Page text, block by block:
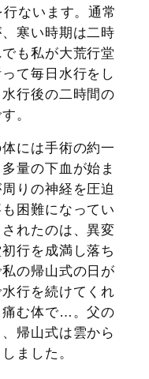
ないます。通常
寒い時期は二時
も私が大荒行堂
て毎日水行をし
行後の二時間の
。
には手術の約一
量の下血が始ま
りの神経を圧迫
困難になってい
れたのは、異変
行を成満し落ち
の帰山式の日が
行を続けてくれ
痛む体で…。父の
帰山式は雲から
ました。